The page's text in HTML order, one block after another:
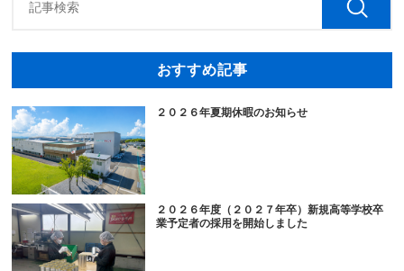
おすすめ記事
２０２６年夏期休暇のお知らせ
２０２６年度（２０２７年卒）新規高等学校卒
業予定者の採用を開始しました